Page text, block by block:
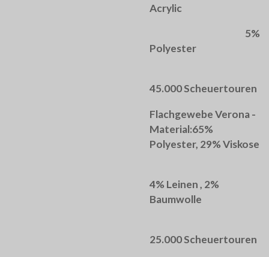
Acrylic
5%
Polyester
45.000 Scheuertouren
Flachgewebe Verona -
Material:65%
Polyester, 29% Viskose
4% Leinen , 2%
Baumwolle
25.000 Scheuertouren